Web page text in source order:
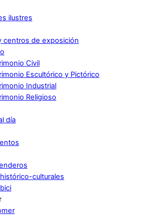
ilustres
centros de exposición
Civil
Escultórico y Pictórico
Industrial
Religioso
día
culturales